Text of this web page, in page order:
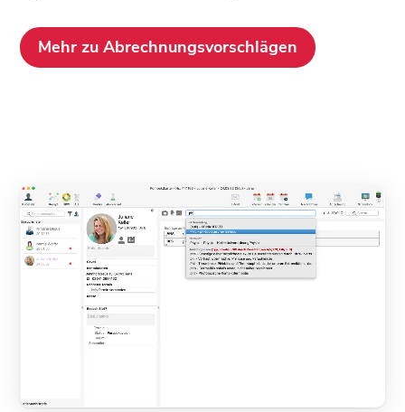
Mehr zu Abrechnungsvorschlägen